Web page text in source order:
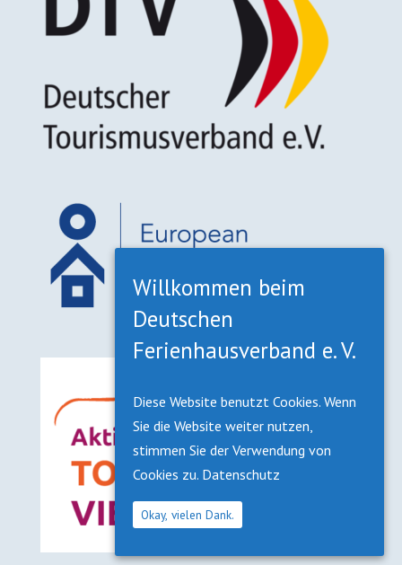
Willkommen beim
Deutschen
Ferienhausverband e. V.
Diese Website benutzt Cookies. Wenn
Sie die Website weiter nutzen,
stimmen Sie der Verwendung von
Cookies zu. Datenschutz
Okay, vielen Dank.